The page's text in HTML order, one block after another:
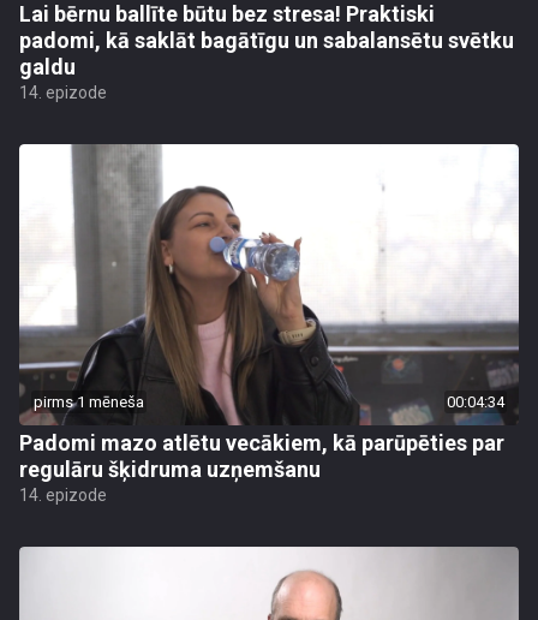
Lai bērnu ballīte būtu bez stresa! Praktiski
padomi, kā saklāt bagātīgu un sabalansētu svētku
galdu
14. epizode
pirms 1 mēneša 00:04:34
Padomi mazo atlētu vecākiem, kā parūpēties par
regulāru šķidruma uzņemšanu
14. epizode